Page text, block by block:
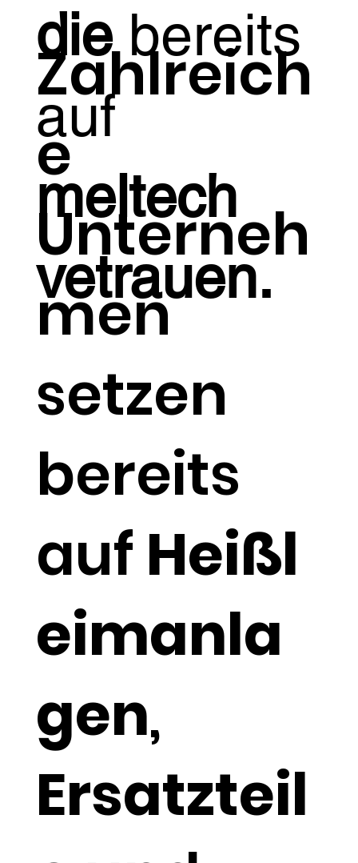
diebereits
auf
meltech
vetrauen.
Zahlreich
e
Unterneh
men
setzen
bereits
auf Heißl
eimanla
gen,
Ersatzteil